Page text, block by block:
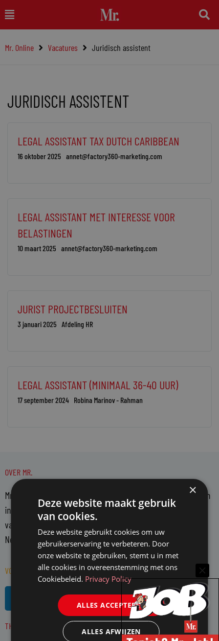
naar
inhoud
Main
Menu
Mr. Online Vacatures Juridisch assistent
JURIDISCH ASSISTENT
LEGAL ASSISTANT TAX DUTCH CARIBBEAN
16 oktober 2025 annet@factory360-marketing.com
LEGAL ASSISTANT MET INTERESSE VOOR
BELASTINGEN
10 maart 2025 annet@factory360-marketing.com
JURIST PROJECTBESLUITEN
3 januari 2025 Afdeling HR
LEGAL ASSISTANT (MINIMAAL 36-40 UUR)
17 september 2024 Robina Marinov - Rahman
OVER MR.
Mr. is hét platform voor juristen. Mr. bericht over actuele zaken
in de juridische wereld en belicht en becommentarieert deze
vanuit een onafhankelijke positie. Mr. richt zich op alle in
Nederland actieve juristen en WO-rechtenstudenten.
VOLG MR. OP SOCIAL MEDIA
THEMA'S
×
Deze website maakt gebruik
van cookies.
Deze website gebruikt cookies om uw
gebruikerservaring te verbeteren. Door
onze website te gebruiken, stemt u in met
alle cookies in overeenstemming met ons
Cookiebeleid. Privacy Policy
ALLES ACCEPTEREN
ALLES AFWIJZEN